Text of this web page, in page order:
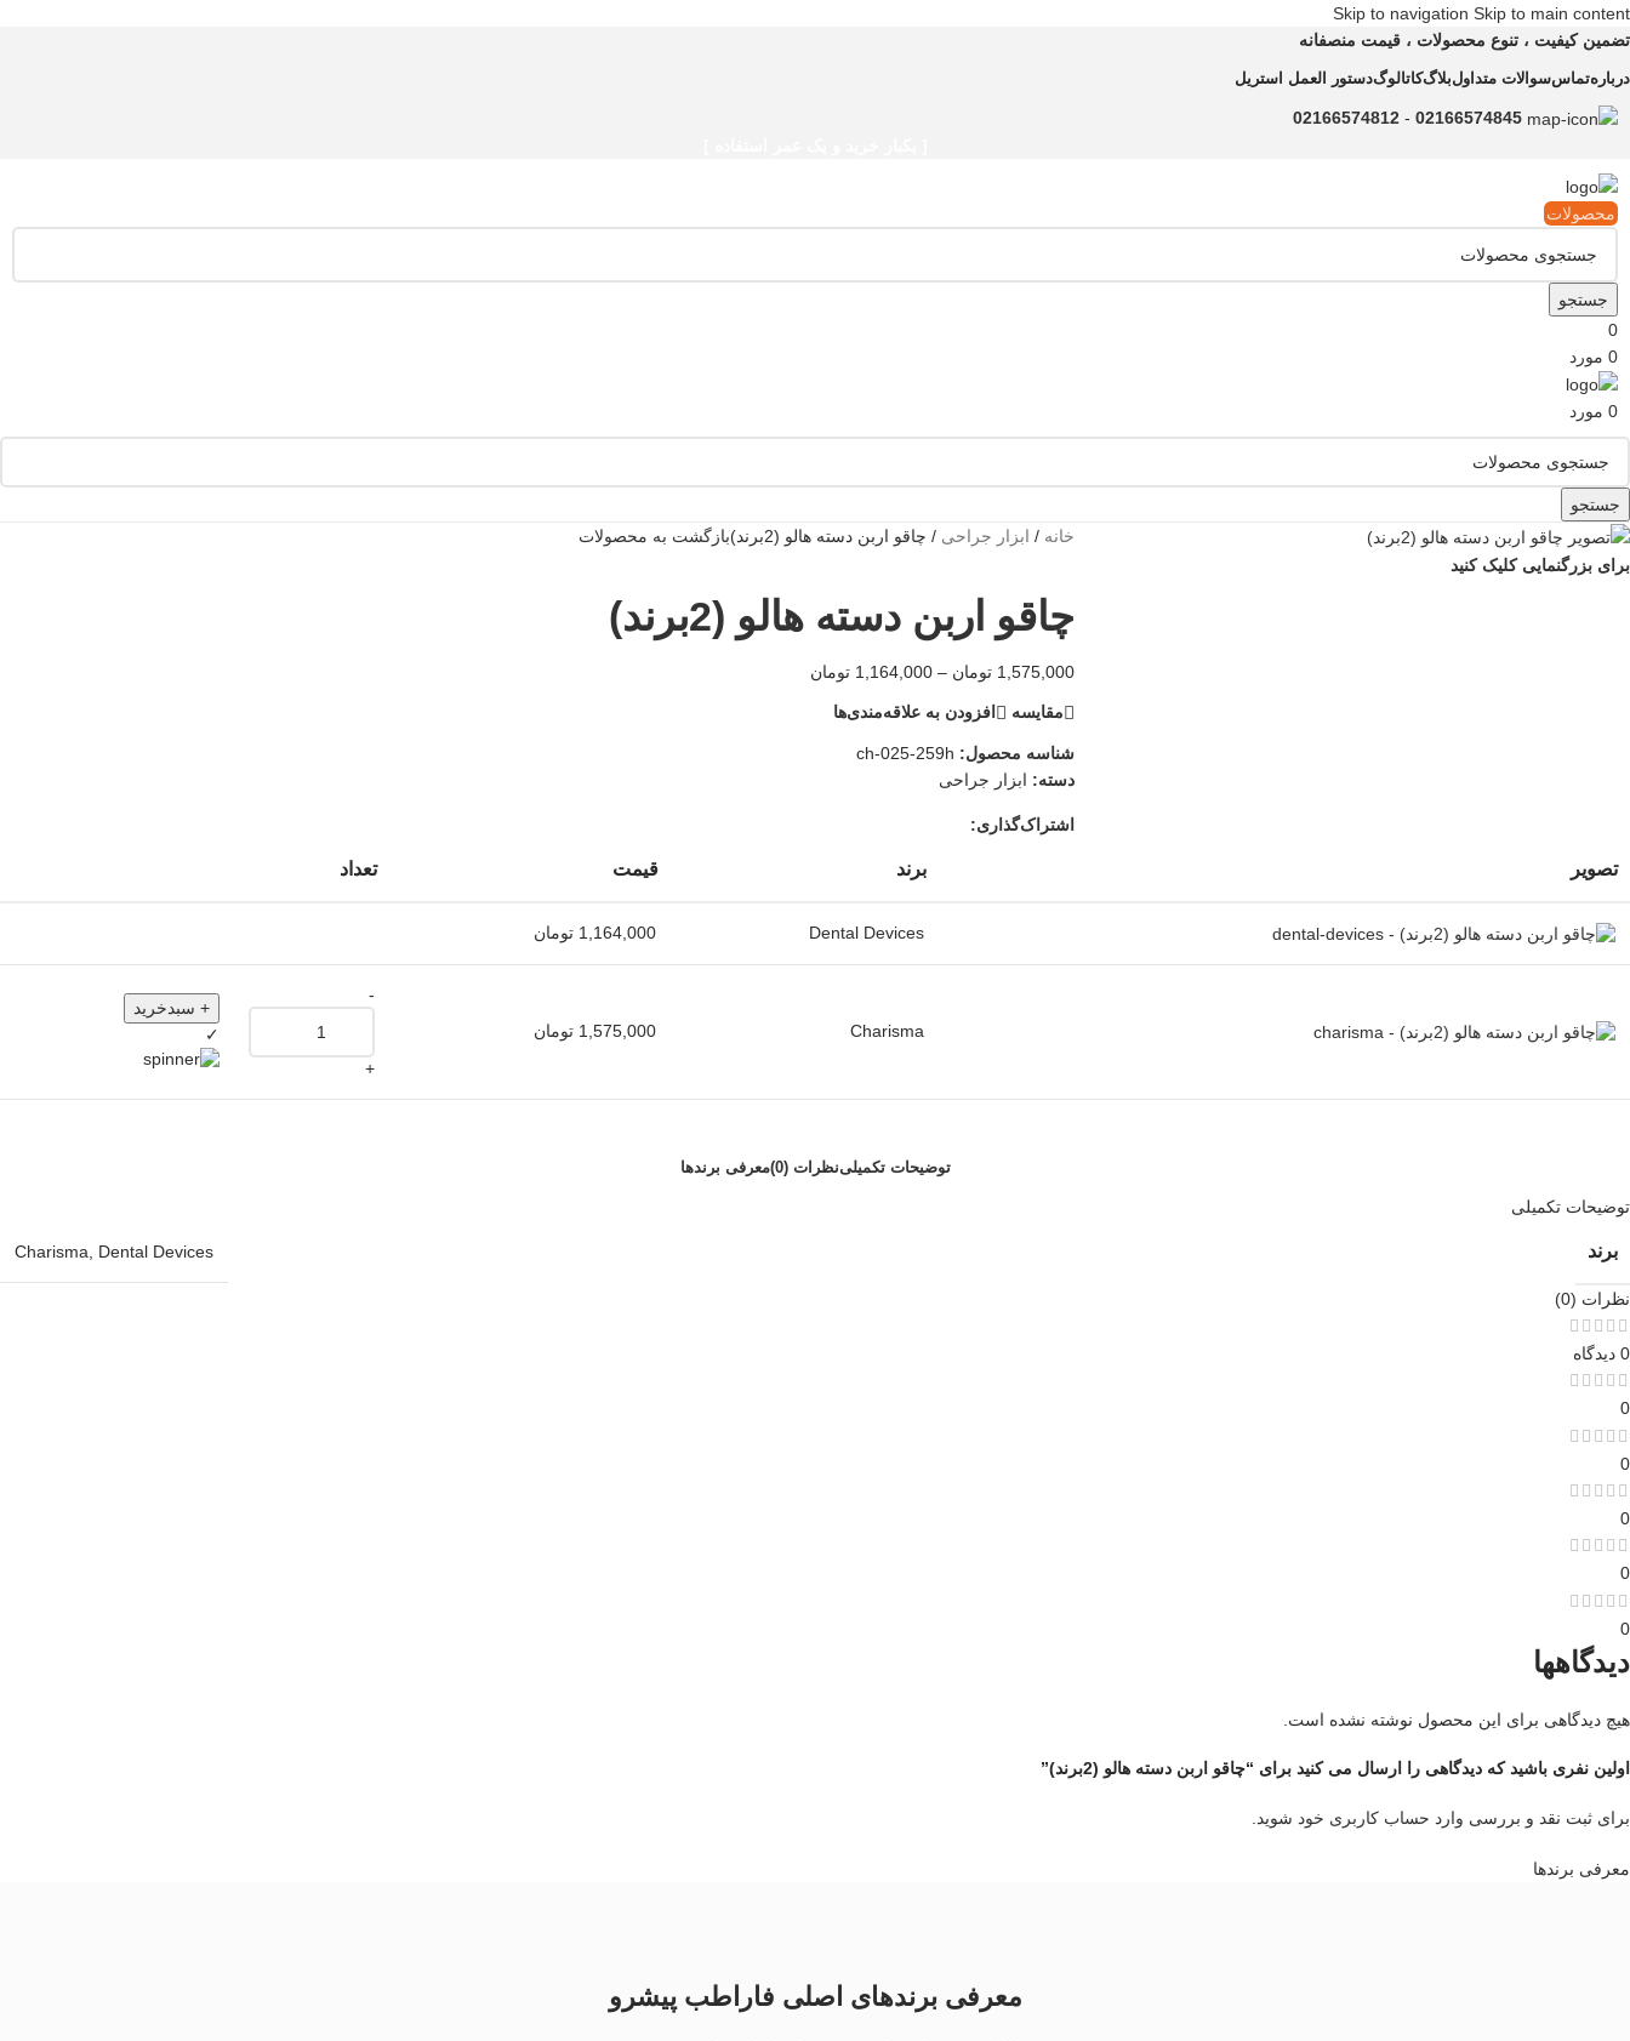
Skip to navigation Skip to main content
تضمین کیفیت ، تنوع محصولات ، قیمت منصفانه
دربارهتماسسوالات متداولبلاگکاتالوگدستور العمل استریل
02166574845
-
02166574812
محصولات
جستجو
0
0 مورد
0 مورد
جستجو
برای بزرگنمایی کلیک کنید
خانه / ابزار جراحی / چاقو اربن دسته هالو (2برند) بازگشت به محصولات
چاقو اربن دسته هالو (2برند)
1,575,000 تومان –
1,164,000 تومان
مقایسه افزودن به علاقه‌مندی‌ها
شناسه محصول: ch-025-259h
دسته: ابزار جراحی
اشتراک‌گذاری:
تصویر برند قیمت تعداد
Dental Devices
1,164,000 تومان
Charisma
1,575,000 تومان
-
+
+ سبدخرید
✓
توضیحات تکمیلینظرات (0) معرفی برند‌ها
توضیحات تکمیلی
برند Charisma Dental Devices
نظرات (0)
0 دیدگاه
0
0
0
0
0
دیدگاهها
هیچ دیدگاهی برای این محصول نوشته نشده است.
اولین نفری باشید که دیدگاهی را ارسال می کنید برای “چاقو اربن دسته هالو (2برند)”
برای ثبت نقد و بررسی وارد حساب کاربری خود شوید.
معرفی برند‌ها
معرفی برندهای اصلی فاراطب پیشرو